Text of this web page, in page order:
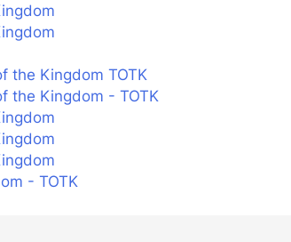
the Kingdom TOTK
the Kingdom - TOTK
- TOTK